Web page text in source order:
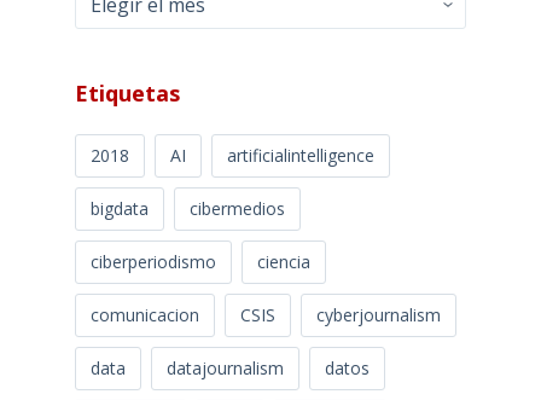
Etiquetas
2018 AI artificialintelligence
bigdata cibermedios
ciberperiodismo ciencia
comunicacion CSIS cyberjournalism
data datajournalism datos